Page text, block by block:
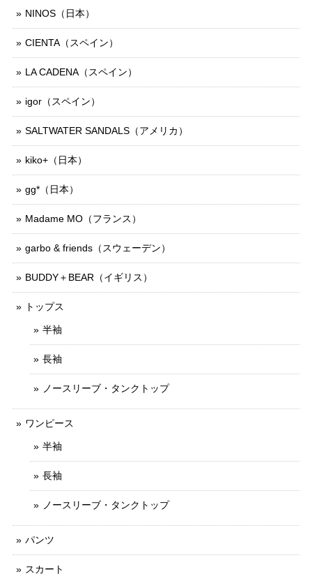
NINOS（日本）
CIENTA（スペイン）
LA CADENA（スペイン）
igor（スペイン）
SALTWATER SANDALS（アメリカ）
kiko+（日本）
gg*（日本）
Madame MO（フランス）
garbo & friends（スウェーデン）
BUDDY＋BEAR（イギリス）
トップス
半袖
長袖
ノースリーブ・タンクトップ
ワンピース
半袖
長袖
ノースリーブ・タンクトップ
パンツ
スカート